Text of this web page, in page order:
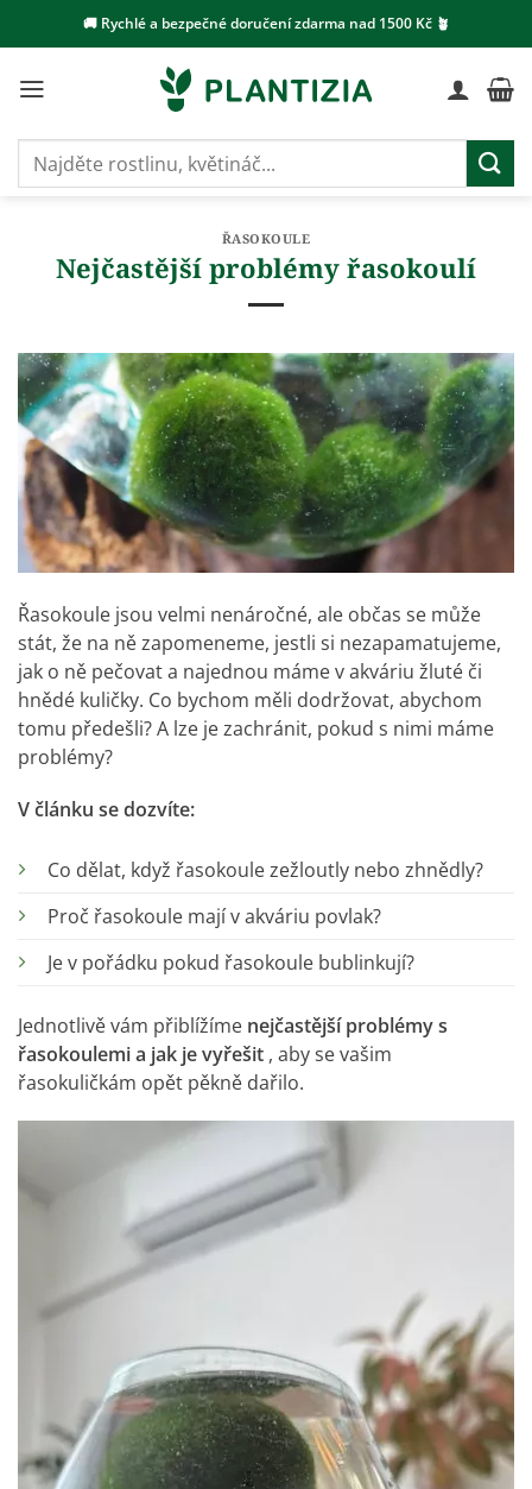
na
🚚 Rychlé a bezpečné doručení zdarma nad 1500 Kč 🪴
Hledat:
ŘASOKOULE
Nejčastější problémy řasokoulí
Řasokoule jsou velmi nenáročné, ale občas se může
stát, že na ně zapomeneme, jestli si nezapamatujeme,
jak o ně pečovat a najednou máme v akváriu žluté či
hnědé kuličky. Co bychom měli dodržovat, abychom
tomu předešli? A lze je zachránit, pokud s nimi máme
problémy?
V článku se dozvíte:
Co dělat, když řasokoule zežloutly nebo zhnědly?
Proč řasokoule mají v akváriu povlak?
Je v pořádku pokud řasokoule bublinkují?
Jednotlivě vám přiblížíme nejčastější problémy s
řasokoulemi a jak je vyřešit , aby se vašim
řasokuličkám opět pěkně dařilo.